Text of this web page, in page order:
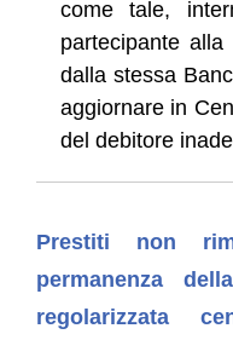
come tale,
partecipante
dalla stessa
aggiornare in
del debitore
Prestiti non
permanenza
regolarizzata